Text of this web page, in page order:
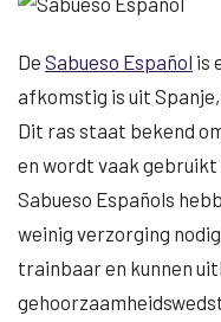
De Sabueso Español is
afkomstig is uit
Dit ras staat bekend
en wordt vaak gebruikt
Sabueso Españols
weinig verzorging
trainbaar en kunnen